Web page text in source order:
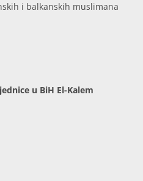
i balkanskih muslimana
u BiH El-Kalem